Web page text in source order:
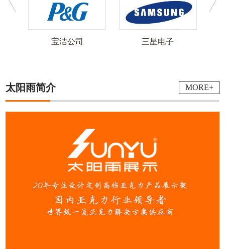
宝洁公司 三星电子
MORE+
太阳雨简介